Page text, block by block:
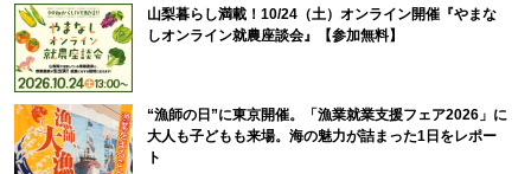
山梨暮らし満載！10/24（土）オンライン開催『やまな
しオンライン就農座談会』【参加無料】
“漁師の日”に東京開催。「漁業就業支援フェア2026」に
大人も子どもも来場。海の魅力が詰まった1日をレポー
ト